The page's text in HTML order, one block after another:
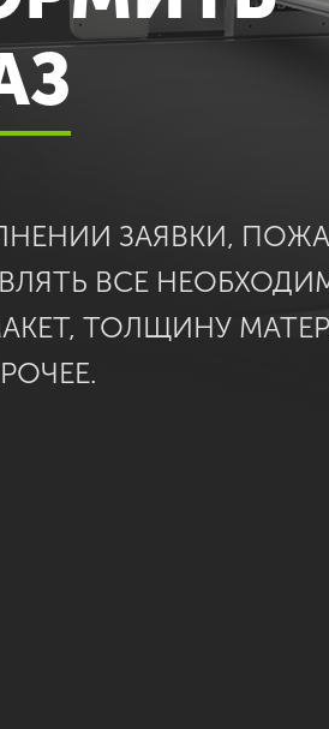
ЗАЯВКИ,
ВСЕ
ТОЛЩИНУ